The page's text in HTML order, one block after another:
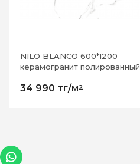
NILO BLANCO 600*1200
керамогранит полированный
34 990 тг/м2